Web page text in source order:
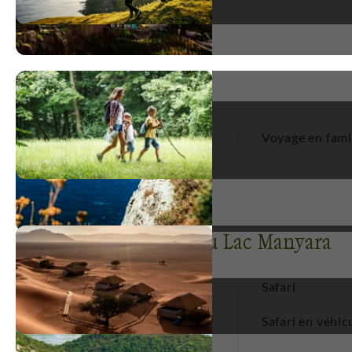
Types de voyage
Voyage en groupe 8 Voyage en
Voyages par activité au Lac Manyara
Multi-activités 1
Randonnée 2
Safari
Safari en